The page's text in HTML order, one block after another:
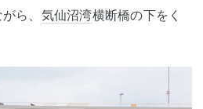
ら、 気仙沼湾横断橋の下をく